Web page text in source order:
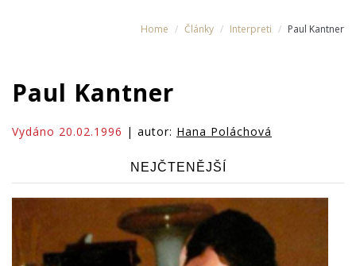
Home Články Interpreti Paul Kantner
Paul Kantner
Vydáno 20.02.1996 | autor: Hana Poláchová
NEJČTENĚJŠÍ